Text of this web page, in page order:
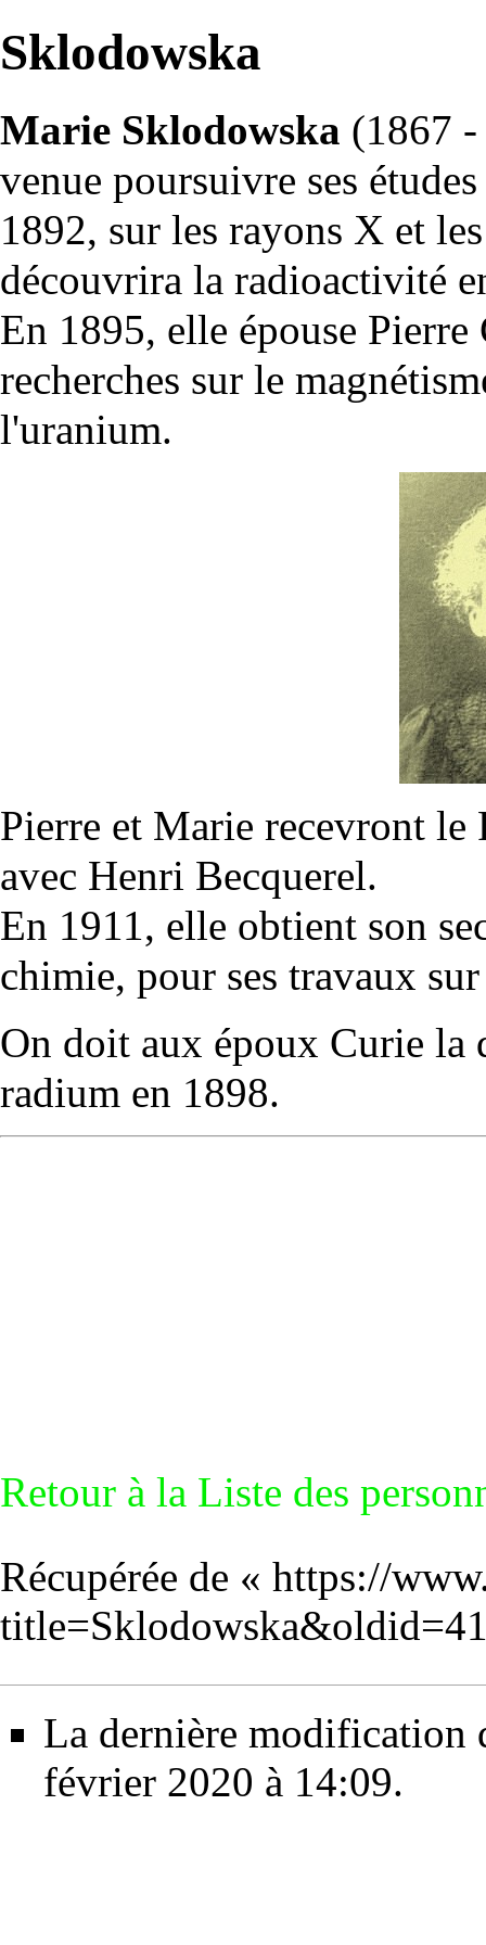
Sklodowska
Marie Sklodowska (1867 -
venue poursuivre ses
1892, sur les rayons X et
découvrira la radioactivité
En 1895, elle épouse Pierre
recherches sur le
l'uranium.
Pierre et Marie recevront
avec Henri Becquerel.
En 1911, elle obtient son
chimie, pour ses travaux
On doit aux époux Curie la
radium en 1898.
Retour à la Liste des
Récupérée de « https://
La dernière modification
février 2020 à 14:09.